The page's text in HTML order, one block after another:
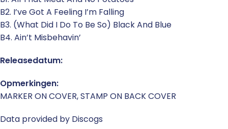
B2. I’ve Got A Feeling I’m Falling
B3. (What Did I Do To Be So) Black And Blue
B4. Ain’t Misbehavin’
Releasedatum:
Opmerkingen:
MARKER ON COVER, STAMP ON BACK COVER
Data provided by Discogs